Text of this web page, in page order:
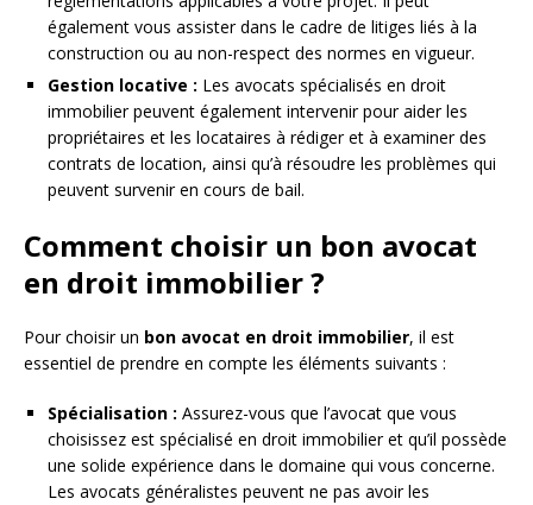
également vous assister dans le cadre de litiges liés à la
construction ou au non-respect des normes en vigueur.
Gestion locative : Les avocats spécialisés en droit
immobilier peuvent également intervenir pour aider les
propriétaires et les locataires à rédiger et à examiner des
contrats de location, ainsi qu’à résoudre les problèmes qui
peuvent survenir en cours de bail.
Comment choisir un bon avocat
en droit immobilier ?
Pour choisir un bon avocat en droit immobilier, il est
essentiel de prendre en compte les éléments suivants :
Spécialisation : Assurez-vous que l’avocat que vous
choisissez est spécialisé en droit immobilier et qu’il possède
une solide expérience dans le domaine qui vous concerne.
Les avocats généralistes peuvent ne pas avoir les